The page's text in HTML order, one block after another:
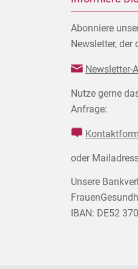
Abonniere
Newsletter,
Newsletter-
Nutze gerne
Anfrage:
oder
Unsere
IBAN: DE52